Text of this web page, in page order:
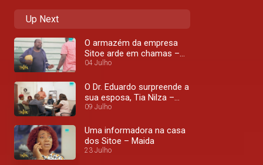
Up Next
O armazém da empresa
Sitoe arde em chamas –
Maida
04 Julho
O Dr. Eduardo surpreende a
sua esposa, Tia Nilza –
Maida
09 Julho
Uma informadora na casa
dos Sitoe – Maida
23 Julho